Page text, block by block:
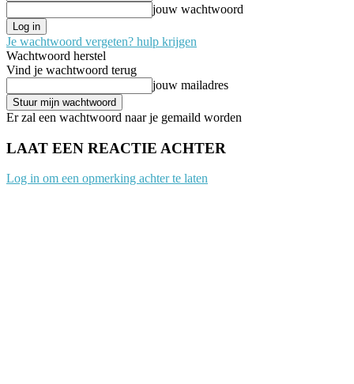
jouw wachtwoord
Je wachtwoord vergeten? hulp krijgen
Wachtwoord herstel
Vind je wachtwoord terug
jouw mailadres
Er zal een wachtwoord naar je gemaild worden
LAAT EEN REACTIE ACHTER
Log in om een opmerking achter te laten